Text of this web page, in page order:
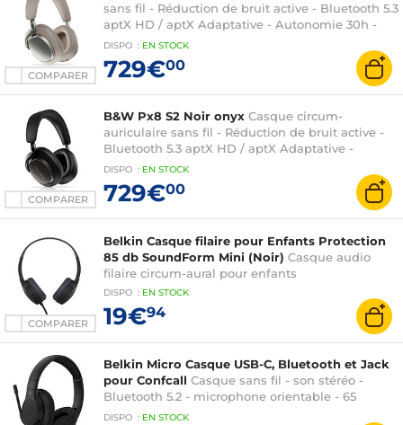
COMPARER
sans fil - Réduction de bruit active - Bluetooth 5.3
aptX HD / aptX Adaptative - Autonomie 30h -
Commandes/Micro
DISPO : EN STOCK
729€00
COMPARER
B&W Px8 S2 Noir onyx Casque circum-
auriculaire sans fil - Réduction de bruit active -
Bluetooth 5.3 aptX HD / aptX Adaptative -
Autonomie 30h - Commandes/Micro
DISPO : EN STOCK
729€00
COMPARER
Belkin Casque filaire pour Enfants Protection
85 db SoundForm Mini (Noir) Casque audio
filaire circum-aural pour enfants
DISPO : EN STOCK
19€94
Belkin Micro Casque USB-C, Bluetooth et Jack
pour Confcall Casque sans fil - son stéréo -
Bluetooth 5.2 - microphone orientable - 65
heures d'autonomie
DISPO : EN STOCK